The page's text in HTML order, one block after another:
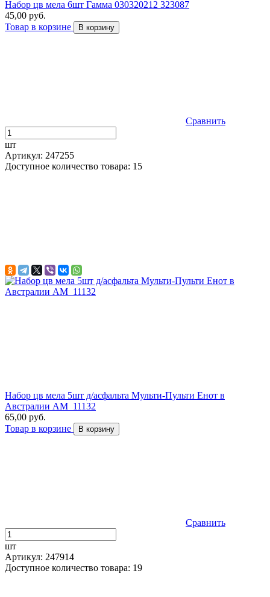
Набор цв мела 6шт Гамма 030320212 323087
45,00 руб.
Товар в корзине
В корзину
Сравнить
шт
Артикул: 247255
Доступное количество товара: 15
Набор цв мела 5шт д/асфальта Мульти-Пульти Енот в
Австралии АМ_11132
65,00 руб.
Товар в корзине
В корзину
Сравнить
шт
Артикул: 247914
Доступное количество товара: 19